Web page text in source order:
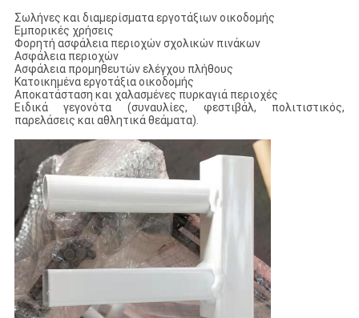
Σωλήνες και διαμερίσματα εργοτάξιων οικοδομής
Εμπορικές χρήσεις
Φορητή ασφάλεια περιοχών σχολικών πινάκων
Ασφάλεια περιοχών
Ασφάλεια προμηθευτών ελέγχου πλήθους
Κατοικημένα εργοτάξια οικοδομής
Αποκατάσταση και χαλασμένες πυρκαγιά περιοχές
Ειδικά γεγονότα (συναυλίες, φεστιβάλ, πολιτιστικός,
παρελάσεις και αθλητικά θεάματα).